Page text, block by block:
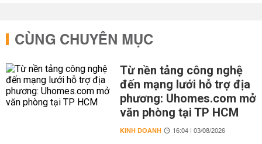
CÙNG CHUYÊN MỤC
Từ nền tảng công nghệ
đến mạng lưới hỗ trợ địa
phương: Uhomes.com mở
văn phòng tại TP HCM
KINH DOANH 16:04 | 03/08/2026